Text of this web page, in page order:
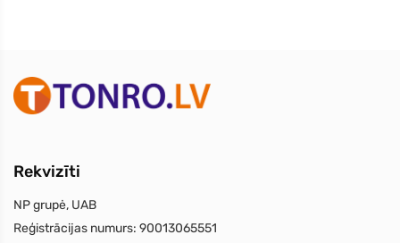
Rekvizīti
NP grupė, UAB
Reģistrācijas numurs: 90013065551